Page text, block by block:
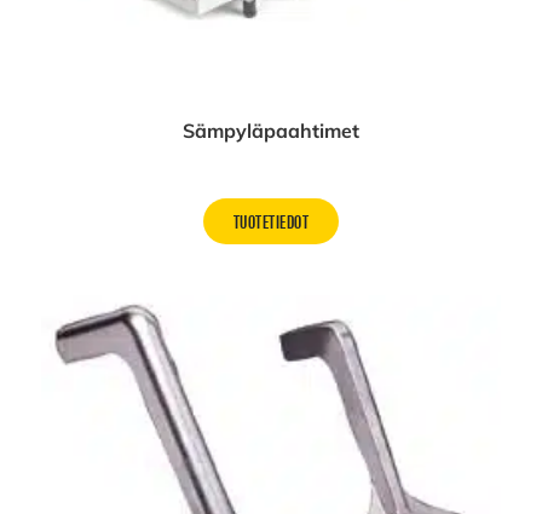
Sämpyläpaahtimet
TUOTETIEDOT